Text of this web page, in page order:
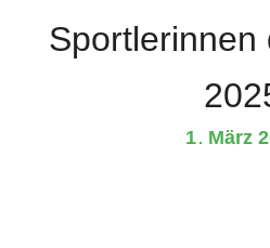
Sportlerinnen
1 . März